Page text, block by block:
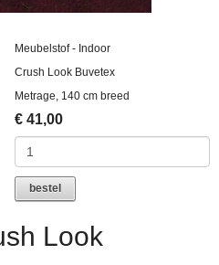
Meubelstof - Indoor
Crush Look Buvetex
Metrage, 140 cm breed
€ 41,00
bestel
Look